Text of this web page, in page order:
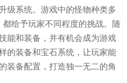
级系统。游戏中的怪物种类多
给予玩家不同程度的挑战。随
能和装备，并有机会成为游戏
的装备和宝石系统，让玩家能
装备配置，打造独一无二的角